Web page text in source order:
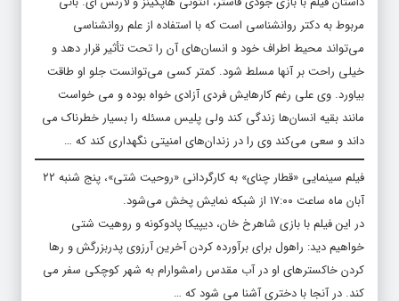
مربوط به دکتر روانشناسی است که با استفاده از علم روانشناسی
می‌تواند محیط اطراف خود و انسان‌های آن را تحت تأثیر قرار دهد و
خیلی راحت بر آنها مسلط شود. کمتر کسی می‌توانست جلو او طاقت
بیاورد. وی علی رغم کارهایش فردی آزادی خواه بوده و می خواست
مانند بقیه انسان‌ها زندگی کند ولی پلیس مسئله را بسیار خطرناک می
داند و سعی می‌کند وی را در زندان‌های امنیتی نگهداری کند که …
فیلم سینمایی «قطار چنای» به کارگردانی «روحیت شتی»، پنج شنبه ۲۲
آبان ماه ساعت ۱۷:۰۰ از شبکه نمایش پخش می‌شود.
در این فیلم با بازی شاهرخ خان، دیپیکا پادوکونه و روهیت شتی
خواهیم دید: راهول برای برآورده کردن آخرین آرزوی پدربزرگش و رها
کردن خاکسترهای او در آب مقدس رامشوارام به شهر کوچکی سفر می
‌کند. در آنجا با دختری آشنا می شود که …